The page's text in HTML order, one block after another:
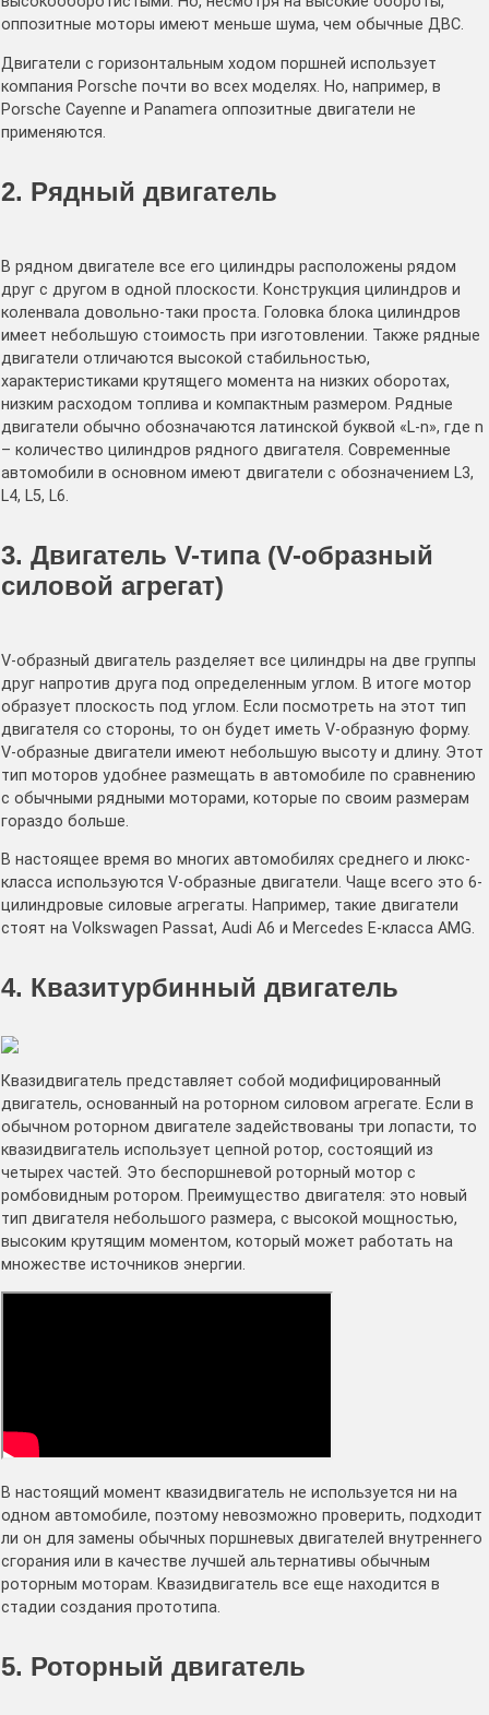
оппозитные моторы имеют меньше шума, чем обычные ДВС.
Двигатели с горизонтальным ходом поршней использует
компания Porsche почти во всех моделях. Но, например, в
Porsche Cayenne и Panamera оппозитные двигатели не
применяются.
2. Рядный двигатель
В рядном двигателе все его цилиндры расположены рядом
друг с другом в одной плоскости. Конструкция цилиндров и
коленвала довольно-таки проста. Головка блока цилиндров
имеет небольшую стоимость при изготовлении. Также рядные
двигатели отличаются высокой стабильностью,
характеристиками крутящего момента на низких оборотах,
низким расходом топлива и компактным размером. Рядные
двигатели обычно обозначаются латинской буквой «L-n», где n
– количество цилиндров рядного двигателя. Современные
автомобили в основном имеют двигатели с обозначением L3,
L4, L5, L6.
3. Двигатель V-типа (V-образный
силовой агрегат)
V-образный двигатель разделяет все цилиндры на две группы
друг напротив друга под определенным углом. В итоге мотор
образует плоскость под углом. Если посмотреть на этот тип
двигателя со стороны, то он будет иметь V-образную форму.
V-образные двигатели имеют небольшую высоту и длину. Этот
тип моторов удобнее размещать в автомобиле по сравнению
с обычными рядными моторами, которые по своим размерам
гораздо больше.
В настоящее время во многих автомобилях среднего и люкс-
класса используются V-образные двигатели. Чаще всего это 6-
цилиндровые силовые агрегаты. Например, такие двигатели
стоят на Volkswagen Passat, Audi A6 и Mercedes E-класса AMG.
4. Квазитурбинный двигатель
Квазидвигатель представляет собой модифицированный
двигатель, основанный на роторном силовом агрегате. Если в
обычном роторном двигателе задействованы три лопасти, то
квазидвигатель использует цепной ротор, состоящий из
четырех частей. Это беспоршневой роторный мотор с
ромбовидным ротором. Преимущество двигателя: это новый
тип двигателя небольшого размера, с высокой мощностью,
высоким крутящим моментом, который может работать на
множестве источников энергии.
В настоящий момент квазидвигатель не используется ни на
одном автомобиле, поэтому невозможно проверить, подходит
ли он для замены обычных поршневых двигателей внутреннего
сгорания или в качестве лучшей альтернативы обычным
роторным моторам. Квазидвигатель все еще находится в
стадии создания прототипа.
5. Роторный двигатель